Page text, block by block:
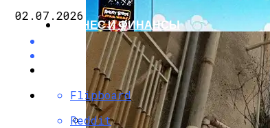
БИЗНЕС И ФИНАНСЫ
02.07.2026
Flipboard
Reddit